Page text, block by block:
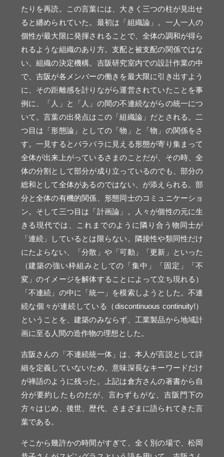
たりを再読。この言葉には、大きく三つの柱が見出せ
ると纏められていた。最初は「組織論」。一人一人の
個性が最大限に発揮されることで、全体の調和が得ら
れるような組織のあり方。支配と被支配の関係ではな
い、組織の決定機構。吉阪研究室内での設計作業の中
で、吉阪が各メンバーの働きを最大限に引き出すよう
に、その距離感を計りながら運営されていたことを事
例に、「人」と「人」の間の不連続ながらの統一につ
いて。言葉の出発点はこの「組織論」だとされる。二
つ目は「形態論」としての「物」と「物」の関係をさ
す。一見するとバラバラに見える形態が寄り集まって
全体が出来上がっているさまのことだが、その時、全
体の分割として部分が成り立っているのでも、部分の
総和として全体があるのではない、が添えられる。部
分と全体の有機的関係、形態同士のコミュニケーショ
ン。そして三つ目は「計画論」。人々が個性の元に生
きる現代では、これまでのように隣り合う物同士が
「連続」しているとは限らない。隣接性や類同性だけ
にたよらない、「分散」や「可動」「更新」といった
（建築の強い枠組みとしての「集中」「固定」「不
変」のイメージを解体することによって立ち現れる）
「不連続」の中に「統一」を模索しようとした。不連
続な個々が連続している（discontinuous continuity!）
ということを、建築のみならず、工業製品から地域計
画に至る人間の造作物の理想とした。
吉阪さんの「不連続統一体」は、本人が言説として詳
細を定義していないため、意味深長なキーワードだけ
が禅語のように残った。上記は倉方さんの著書から自
分が要約したものだが、言わずもがな、吉阪門下の
方々はじめ、後世、歴代、さまざまに語られてきた言
葉である。
そこから幾許かの時間がすぎて、全く別の場で、松岡